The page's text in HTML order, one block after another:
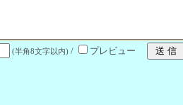
(半角8文字以内) / プレビュー